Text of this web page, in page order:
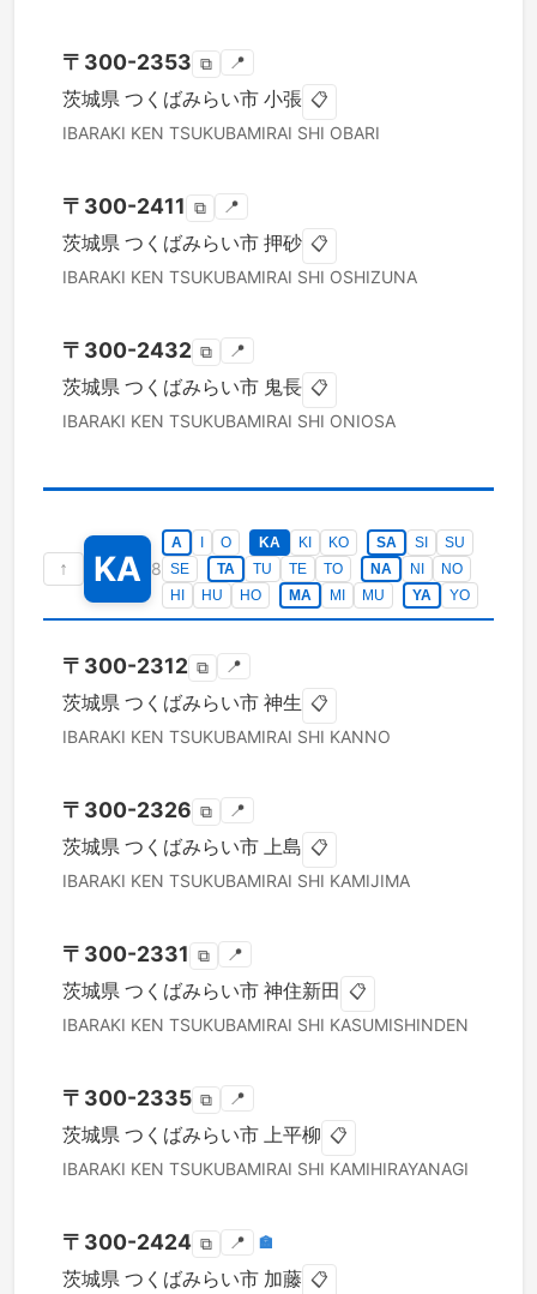
〒 300-2353 ⧉ 📍
茨城県 つくばみらい市 小張 📋
IBARAKI KEN TSUKUBAMIRAI SHI OBARI
〒 300-2411 ⧉ 📍
茨城県 つくばみらい市 押砂 📋
IBARAKI KEN TSUKUBAMIRAI SHI OSHIZUNA
〒 300-2432 ⧉ 📍
茨城県 つくばみらい市 鬼長 📋
IBARAKI KEN TSUKUBAMIRAI SHI ONIOSA
↑ KA 8
A O KA KI KO SA SI
SU
SE
TA TU TE TO NA NI
NO
HI
HU HO MA MI MU YA YO
〒 300-2312 ⧉ 📍
茨城県 つくばみらい市 神生 📋
IBARAKI KEN TSUKUBAMIRAI SHI KANNO
〒 300-2326 ⧉ 📍
茨城県 つくばみらい市 上島 📋
IBARAKI KEN TSUKUBAMIRAI SHI KAMIJIMA
〒 300-2331 ⧉ 📍
茨城県 つくばみらい市 神住新田 📋
IBARAKI KEN TSUKUBAMIRAI SHI KASUMISHINDEN
〒 300-2335 ⧉ 📍
茨城県 つくばみらい市 上平柳 📋
IBARAKI KEN TSUKUBAMIRAI SHI KAMIHIRAYANAGI
〒 300-2424 ⧉ 📍 🏣
茨城県 つくばみらい市 加藤 📋